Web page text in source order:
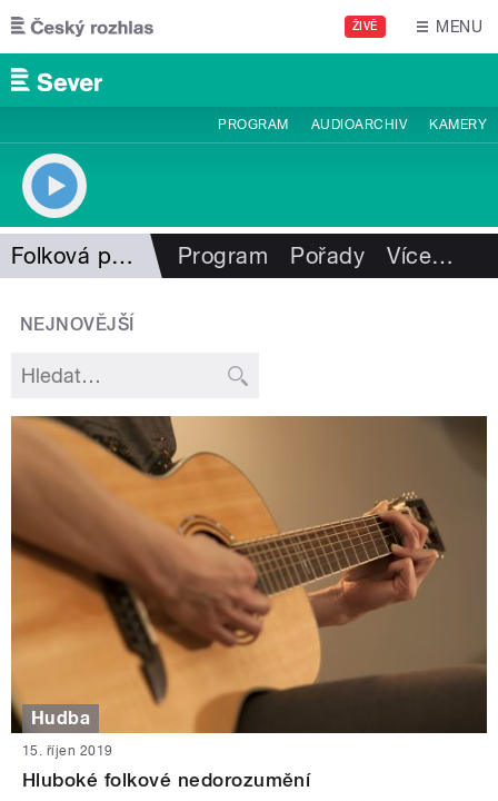
Přejít k hlavnímu obsahu
ŽIVĚ MENU
PROGRAM AUDIOARCHIV KAMERY
Folková pohlazení Program Pořady Více…
NEJNOVĚJŠÍ
Hudba
15. říjen 2019
Hluboké folkové nedorozumění